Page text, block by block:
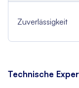
Zuverlässigkeit
Technische